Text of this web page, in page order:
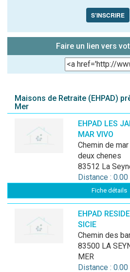
S'INSCRIRE
Faire un lien vers
Maisons de Retraite (EHPAD)
Mer
EHPAD LES
MAR VIVO
chemin de mar vivo aux
deux chenes
83512 La
Distance : 0.00
Fiche détails
EHPAD
SICIE
chemin des
83500 LA
MER
Distance : 0.00